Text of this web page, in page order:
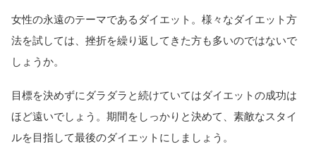
女性の永遠のテーマであるダイエット。様々なダイエット方
法を試しては、挫折を繰り返してきた方も多いのではないで
しょうか。
目標を決めずにダラダラと続けていてはダイエットの成功は
ほど遠いでしょう。期間をしっかりと決めて、素敵なスタイ
ルを目指して最後のダイエットにしましょう。